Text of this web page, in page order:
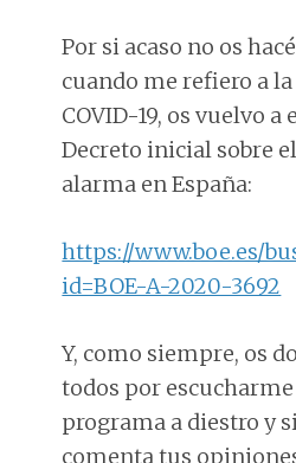
Por si acaso no os
cuando me refiero a
COVID-19, os vuelvo a
Decreto inicial sobre
alarma en España:
https://www.boe.es/
id=BOE-A-2020-3692
Y, como siempre, os
todos por
programa a diestro y
comenta tus